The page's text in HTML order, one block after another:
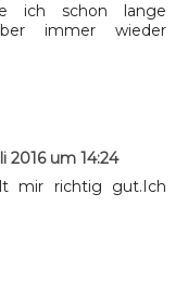
ich schon lange
immer wieder
2016 um 14:24
mir richtig gut.Ich